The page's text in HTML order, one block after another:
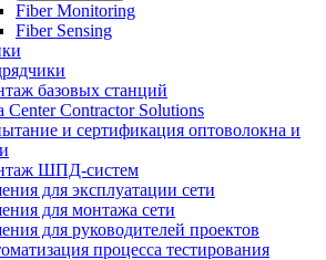
Fiber Monitoring
Fiber Sensing
базовых станций
Center Contractor Solutions
и сертификация оптоволокна и
ШПД-систем
для эксплуатации сети
для монтажа сети
для руководителей проектов
процесса тестирования